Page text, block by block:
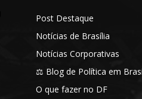
Post Destaque
Notícias de Brasília
Notícias Corporativas
⚖️ Blog de Política em
O que fazer no DF